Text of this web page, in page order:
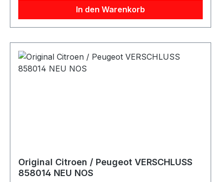
In den Warenkorb
Original Citroen / Peugeot VERSCHLUSS
858014 NEU NOS